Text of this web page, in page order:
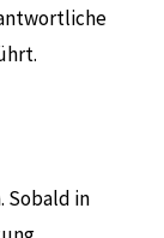
Sobald in